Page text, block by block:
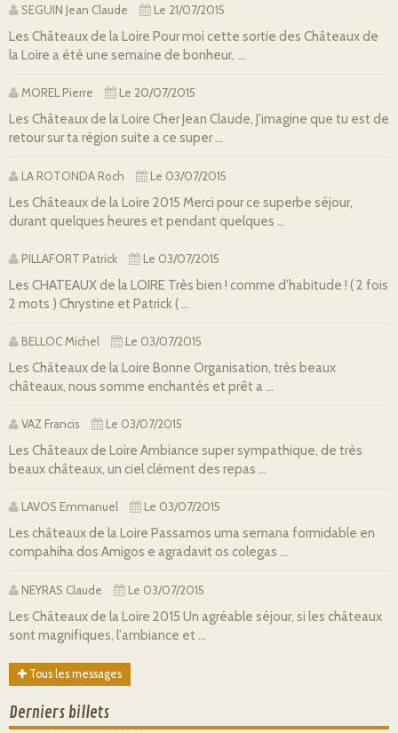
SEGUIN Jean Claude Le 21/07/2015
Les Châteaux de la Loire Pour moi cette sortie des Châteaux de
la Loire a été une semaine de bonheur, ...
MOREL Pierre Le 20/07/2015
Les Châteaux de la Loire Cher Jean Claude, J'imagine que tu est de
retour sur ta région suite a ce super ...
LA ROTONDA Roch Le 03/07/2015
Les Châteaux de la Loire 2015 Merci pour ce superbe séjour,
durant quelques heures et pendant quelques ...
PILLAFORT Patrick Le 03/07/2015
Les CHATEAUX de la LOIRE Très bien ! comme d'habitude ! ( 2 fois
2 mots ) Chrystine et Patrick ( ...
BELLOC Michel Le 03/07/2015
Les Châteaux de la Loire Bonne Organisation, très beaux
châteaux, nous somme enchantés et prêt a ...
VAZ Francis Le 03/07/2015
Les Châteaux de Loire Ambiance super sympathique, de très
beaux châteaux, un ciel clément des repas ...
LAVOS Emmanuel Le 03/07/2015
Les châteaux de la Loire Passamos uma semana formidable en
compahiha dos Amigos e agradavit os colegas ...
NEYRAS Claude Le 03/07/2015
Les Châteaux de la Loire 2015 Un agréable séjour, si les châteaux
sont magnifiques, l'ambiance et ...
Tous les messages
Derniers billets